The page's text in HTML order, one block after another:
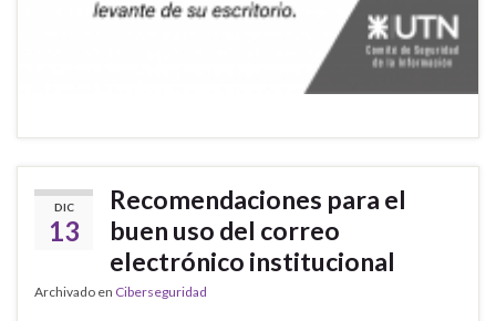
DIC
13
Recomendaciones para el
buen uso del correo
electrónico institucional
Archivado en Ciberseguridad